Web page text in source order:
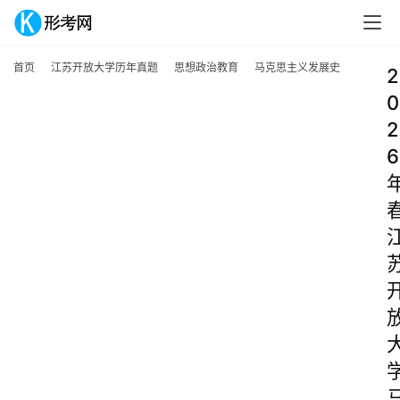
首页 江苏开放大学历年真题 思想政治教育 马克思主义发展史
2
0
2
6